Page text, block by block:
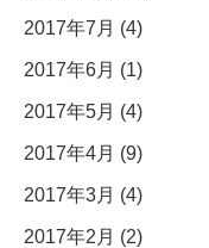
2017年7月 (4)
2017年6月 (1)
2017年5月 (4)
2017年4月 (9)
2017年3月 (4)
2017年2月 (2)